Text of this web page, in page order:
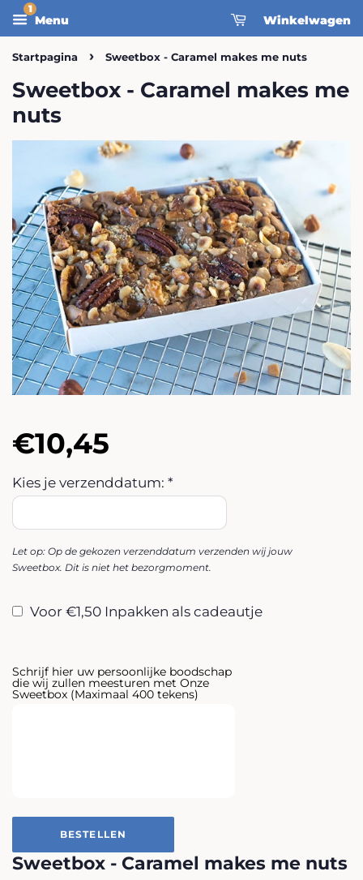
Menu Winkelwagen
Startpagina › Sweetbox - Caramel makes me nuts
Sweetbox - Caramel makes me
nuts
Normale
prijs
€10,45
Kies je verzenddatum: *
Let op: Op de gekozen verzenddatum verzenden wij jouw
Sweetbox. Dit is niet het bezorgmoment.
Voor €1,50 Inpakken als cadeautje
Schrijf hier uw persoonlijke boodschap
die wij zullen meesturen met Onze
Sweetbox (Maximaal 400 tekens)
BESTELLEN
Sweetbox - Caramel makes me nuts